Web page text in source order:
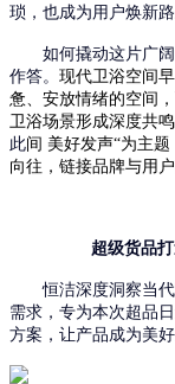
琐，也成为用户焕新路
如何撬动这片广阔
作答。 现代卫浴空间
惫、安放情绪的空间
卫浴场景形成深度共鸣
此间 美好发声“为主题
向往，链接品牌与用
超级货品
恒洁深度洞察当
需求 ， 专为本次超品
方案，让产品成为美